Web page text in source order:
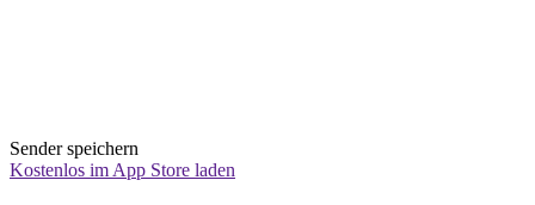
Sender speichern
Kostenlos im App Store laden